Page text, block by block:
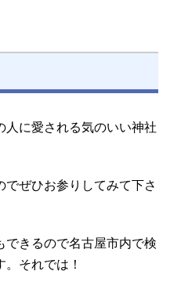
人に愛される気のいい神社
ぜひお参りしてみて下さ
できるので名古屋市内で検
それでは！